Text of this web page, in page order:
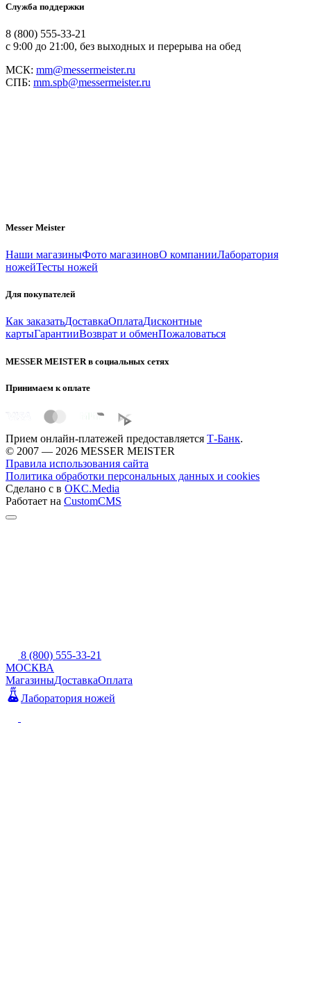
Служба поддержки
8 (800) 555-33-21
с 9:00 до 21:00, без выходных и перерыва на обед
МСК: mm@messermeister.ru
СПБ: mm.spb@messermeister.ru
Messer Meister
Наши магазиныФото магазиновО компанииЛаборатория
ножейТесты ножей
Для покупателей
Как заказатьДоставкаОплатаДисконтные
картыГарантииВозврат и обменПожаловаться
MESSER MEISTER в социальных сетях
Принимаем к оплате
Прием онлайн-платежей предоставляется Т-Банк.
© 2007 — 2026 MESSER MEISTER
Правила использования сайта
Политика обработки персональных данных и cookies
Сделано с в OKC.Media
Работает на CustomCMS
8 (800) 555-33-21
МОСКВА
МагазиныДоставкаОплата
Лаборатория ножей